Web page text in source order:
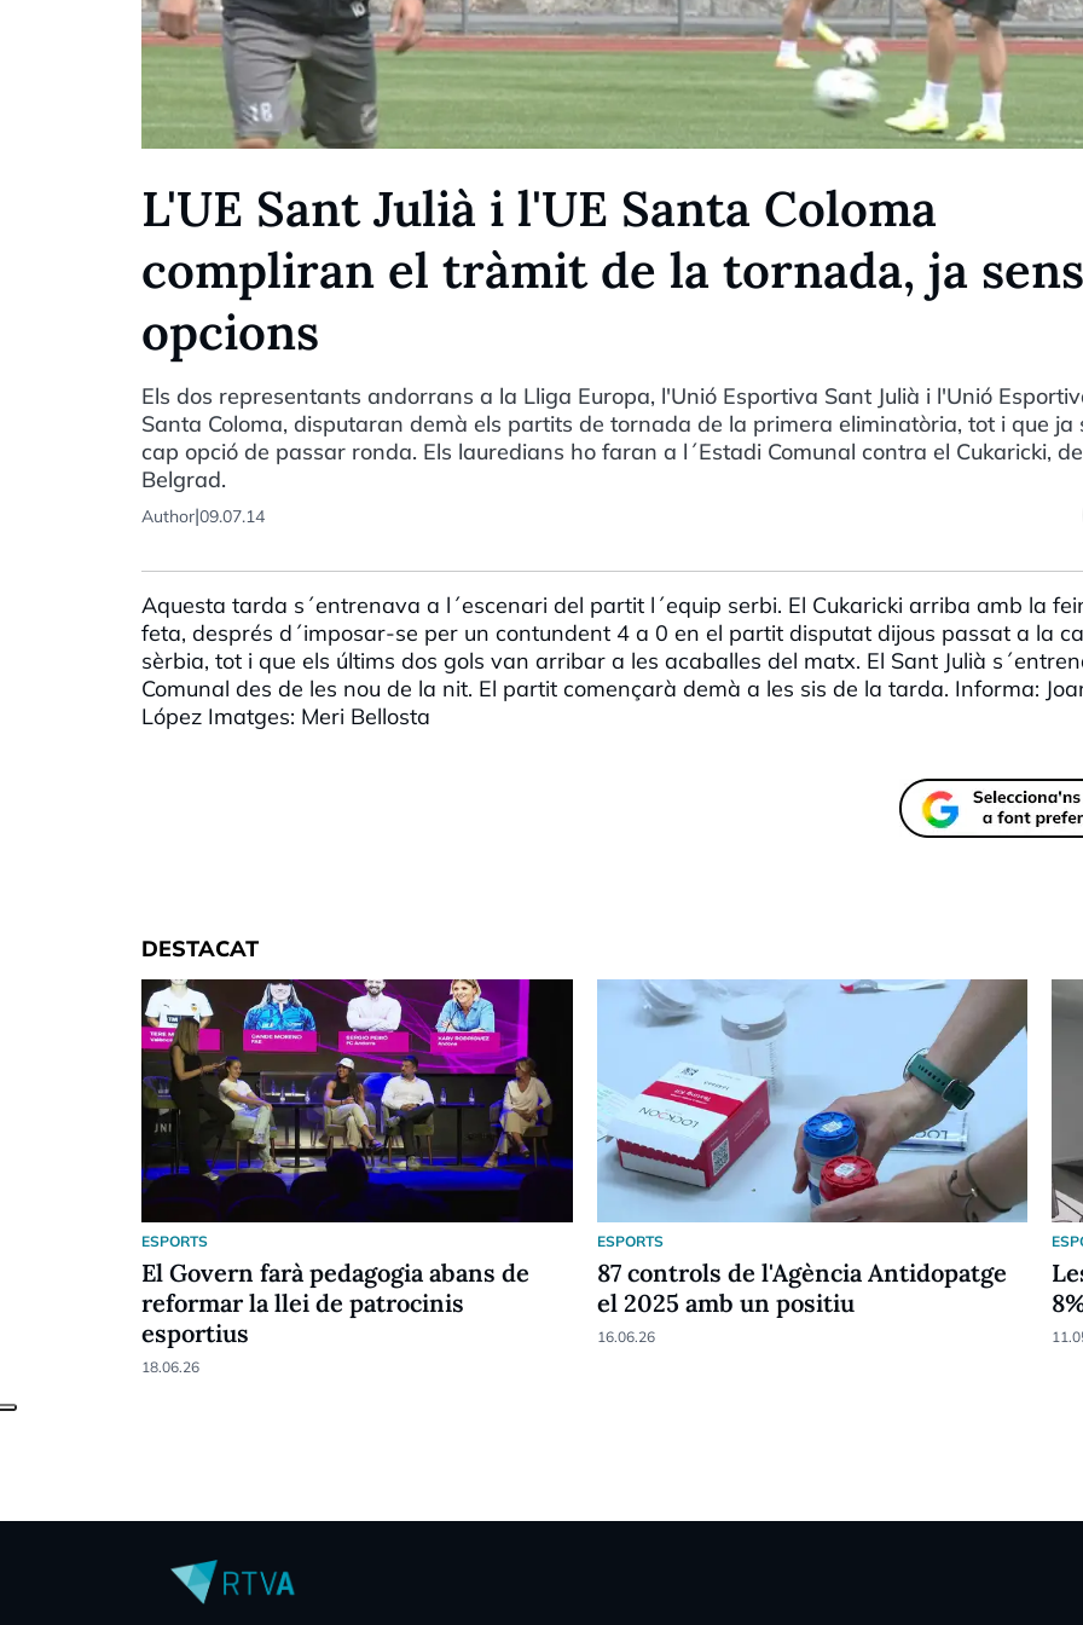
L'UE Sant Julià i l'UE Santa Coloma
compliran el tràmit de la tornada, ja
opcions
Els dos representants andorrans a la Lliga Europa, l'Unió Esportiva Sant Julià i l'Unió
Santa Coloma, disputaran demà els partits de tornada de la primera eliminatòria, tot i que ja
cap opció de passar ronda. Els lauredians ho faran a l´Estadi Comunal contra el Cukaricki, de
Belgrad.
Author|09.07.14
Aquesta tarda s´entrenava a l´escenari del partit l´equip serbi. El Cukaricki arriba amb la
feta, després d´imposar-se per un contundent 4 a 0 en el partit disputat dijous passat a la
sèrbia, tot i que els últims dos gols van arribar a les acaballes del matx. El Sant Julià
Comunal des de les nou de la nit. El partit començarà demà a les sis de la tarda. Informa:
López Imatges: Meri Bellosta
DESTACAT
ESPORTS
El Govern farà pedagogia abans de
reformar la llei de patrocinis
esportius
18.06.26
ESPORTS
87 controls de l'Agència Antidopatge
el 2025 amb un positiu
16.06.26